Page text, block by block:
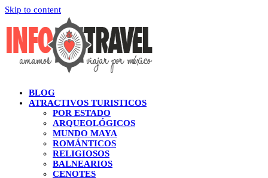
Skip to content
BLOG
ATRACTIVOS TURISTICOS
POR ESTADO
ARQUEOLÓGICOS
MUNDO MAYA
ROMÁNTICOS
RELIGIOSOS
BALNEARIOS
CENOTES